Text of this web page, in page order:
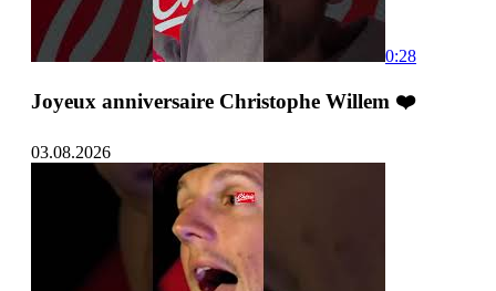
0:28
Joyeux anniversaire Christophe Willem ❤️
03.08.2026